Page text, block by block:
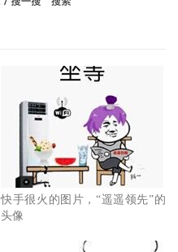
快手很火的图片，“遥遥领先”的
头像